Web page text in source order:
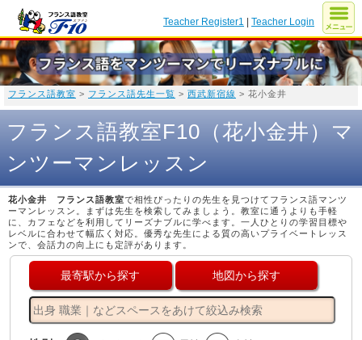
Teacher Register1 |Teacher Login
フランス語教室 > フランス語先生一覧 > 西武新宿線 > 花小金井
フランス語教室F10（花小金井）マ
ンツーマンレッスン
花小金井 フランス語教室で相性ぴったりの先生を見つけてフランス語マンツ
ーマンレッスン。まずは先生を検索してみましょう。教室に通うよりも手軽
に、カフェなどを利用してリーズナブルに学べます。一人ひとりの学習目標や
レベルに合わせて幅広く対応。優秀な先生による質の高いプライベートレッス
ンで、会話力の向上にも定評があります。
最寄駅から探す 地図から探す